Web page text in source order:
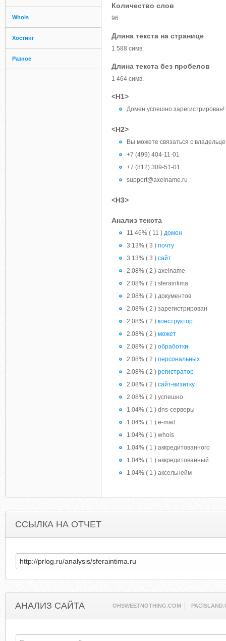
Whois
Хостинг
Разное
Количество слов
96
Длина текста на странице
1 588 симв.
Длина текста без пробелов
1 464 симв.
<H1>
Домен успешно зарегистрирован!
<H2>
Вы можете связаться с
+7 (499) 404-11-01
+7 (812) 309-51-01
support@axelname.ru
<H3>
Анализ текста
11.46% ( 11 ) домен
3.13% ( 3 ) почту
3.13% ( 3 ) сайт
2.08% ( 2 ) axelname
2.08% ( 2 ) sferaintima
2.08% ( 2 ) документов
2.08% ( 2 ) зарегистрирован
2.08% ( 2 ) конструктор
2.08% ( 2 ) может
2.08% ( 2 ) обработки
2.08% ( 2 ) персональных
2.08% ( 2 ) регистратор
2.08% ( 2 ) сайт-визитку
2.08% ( 2 ) успешно
1.04% ( 1 ) dns-серверы
1.04% ( 1 ) e-mail
1.04% ( 1 ) whois
1.04% ( 1 ) аккредитованного
1.04% ( 1 ) аккредитованный
1.04% ( 1 ) аксельнейм
ССЫЛКА НА ОТЧЕТ
АНАЛИЗ САЙТА OHSWEETNOTHING.COM